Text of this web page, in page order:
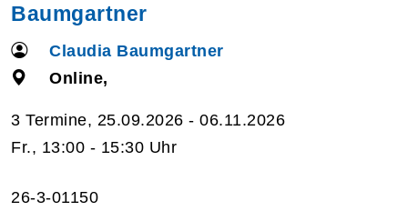
Baumgartner
Claudia Baumgartner
Online,
3 Termine, 25.09.2026 - 06.11.2026
Fr., 13:00 - 15:30 Uhr
26-3-01150